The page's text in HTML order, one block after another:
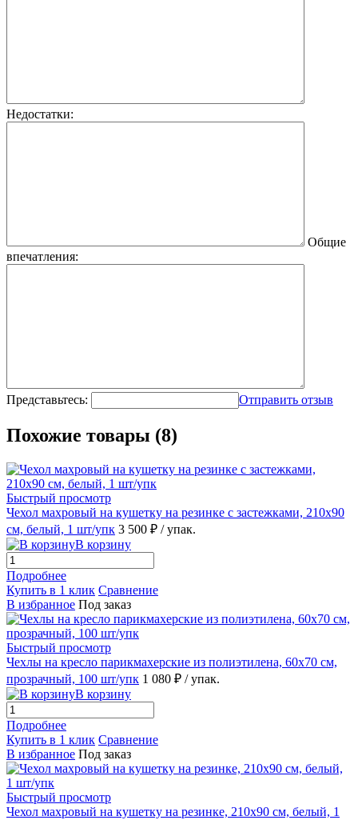
Недостатки:
Общие
впечатления:
Представьтесь: Отправить отзыв
Похожие товары (8)
Быстрый просмотр
Чехол махровый на кушетку на резинке с застежками, 210х90
см, белый, 1 шт/упк 3 500 ₽ / упак.
В корзину
Подробнее
Купить в 1 клик Сравнение
В избранное Под заказ
Быстрый просмотр
Чехлы на кресло парикмахерские из полиэтилена, 60х70 см,
прозрачный, 100 шт/упк 1 080 ₽ / упак.
В корзину
Подробнее
Купить в 1 клик Сравнение
В избранное Под заказ
Быстрый просмотр
Чехол махровый на кушетку на резинке, 210х90 см, белый, 1